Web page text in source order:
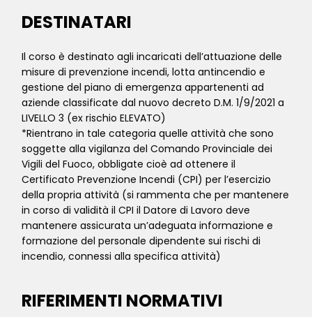
DESTINATARI
Il corso è destinato agli incaricati dell’attuazione delle
misure di prevenzione incendi, lotta antincendio e
gestione del piano di emergenza appartenenti ad
aziende classificate dal nuovo decreto D.M. 1/9/2021 a
LIVELLO 3 (ex rischio ELEVATO)
*Rientrano in tale categoria quelle attività che sono
soggette alla vigilanza del Comando Provinciale dei
Vigili del Fuoco, obbligate cioè ad ottenere il
Certificato Prevenzione Incendi (CPI) per l’esercizio
della propria attività (si rammenta che per mantenere
in corso di validità il CPI il Datore di Lavoro deve
mantenere assicurata un’adeguata informazione e
formazione del personale dipendente sui rischi di
incendio, connessi alla specifica attività)
RIFERIMENTI NORMATIVI